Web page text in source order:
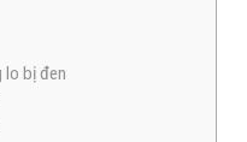
lo bị đen